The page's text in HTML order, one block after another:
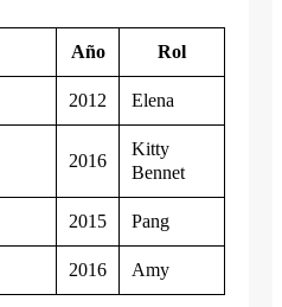
Año Rol
2012 Elena
2016
Kitty
Bennet
2015 Pang
2016 Amy